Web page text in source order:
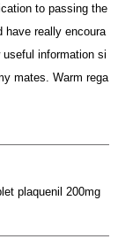
to passing the
have really encoura
information si
mates. Warm rega
plaquenil 200mg